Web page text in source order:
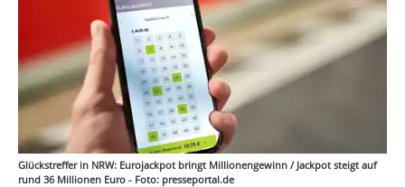
Glückstreffer in NRW: Eurojackpot bringt Millionengewinn / Jackpot steigt auf
rund 36 Millionen Euro - Foto: presseportal.de